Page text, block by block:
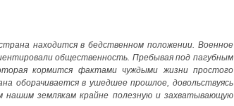
находится в бедственном положении. Военное
общественность. Пребывая под пагубным
кормится фактами чуждыми жизни простого
оборачивается в ушедшее прошлое, довольствуясь
нашим землякам крайне полезную и захватывающую